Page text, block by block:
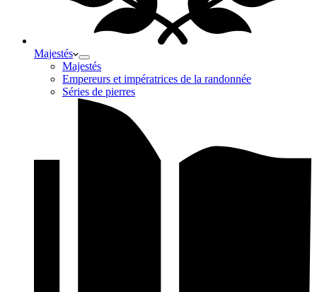
Majestés
Majestés
Empereurs et impératrices de la randonnée
Séries de pierres